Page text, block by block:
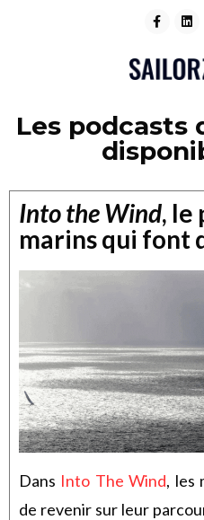
Les podcasts
Into the Wind, le
marins qui font
Dans Into The Wind, les
de revenir sur leur